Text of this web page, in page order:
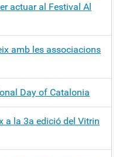
actuar al Festival Al
amb les associacions
Day of Catalonia
a la 3a edició del Vitrin